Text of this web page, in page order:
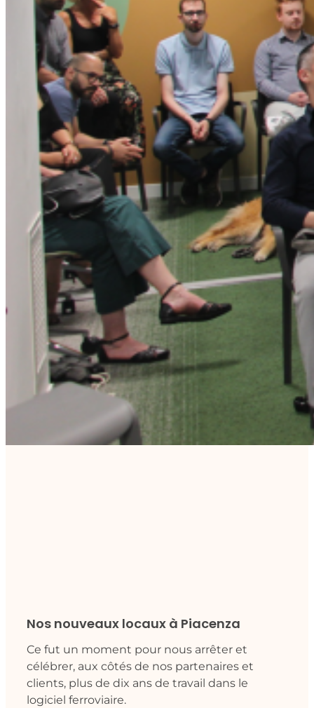
Nos nouveaux locaux à Piacenza
Ce fut un moment pour nous arrêter et
célébrer, aux côtés de nos partenaires et
clients, plus de dix ans de travail dans le
logiciel ferroviaire.